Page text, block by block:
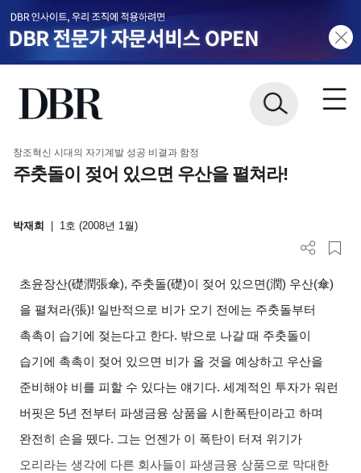
창조혁신 시대의 자기계발 성공 비결과 함정
주춧돌이 젖어 있으면 우산을 펼쳐라!
박재희 1호 (2008년 1월)
초윤장산(礎潤張傘), 주춧돌(礎)이 젖어 있으면 (潤) 우산(傘)
을 펼쳐라(張)! 일반적으로 비가 오기 전에는 주춧돌부터
촉촉이 습기에 젖는다고 한다. 밖으로 나갈 때 주춧돌이
습기에 촉촉이 젖어 있으면 비가 올 것을 예상하고 우산을
준비해야 비를 피할 수 있다는 얘기다.세계적인 투자가 워런
버핏은 5년 전부터 파생금융 상품을 시한폭탄이라고 하며
완전히 손을 뗐다. 그는 언젠가 이 폭탄이 터져 위기가
오리라는 생각에 다른 회사들이 파생금융 상품으로 막대한